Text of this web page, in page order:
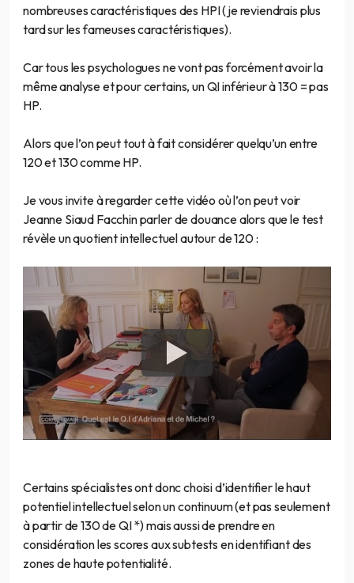
nombreuses caractéristiques des HPI (je reviendrais plus
tard sur les fameuses caractéristiques).
Car tous les psychologues ne vont pas forcément avoir la
même analyse et pour certains, un QI inférieur à 130 = pas
HP.
Alors que l’on peut tout à fait considérer quelqu’un entre
120 et 130 comme HP.
Je vous invite à regarder cette vidéo où l’on peut voir
Jeanne Siaud Facchin parler de douance alors que le test
révèle un quotient intellectuel autour de 120 :
Certains spécialistes ont donc choisi d’identifier le haut
potentiel intellectuel selon un continuum (et pas seulement
à partir de 130 de QI *) mais aussi de prendre en
considération les scores aux subtests en identifiant des
zones de haute potentialité.